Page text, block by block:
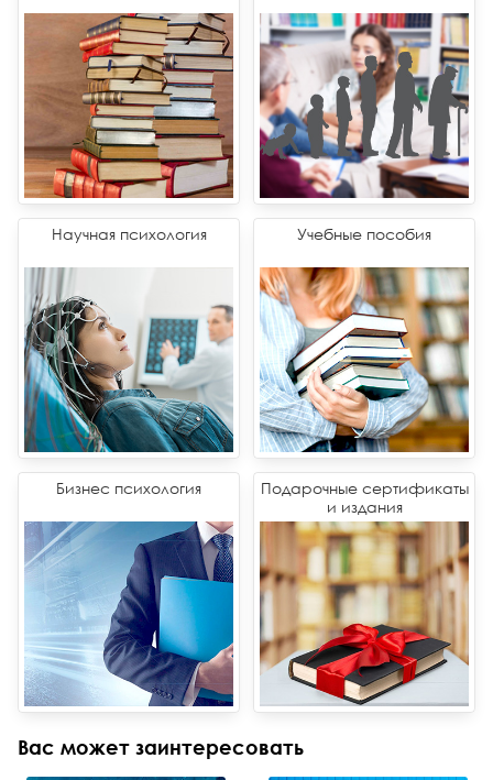
Научная психология Учебные пособия
Бизнес психология
Подарочные сертификаты
и издания
Вас может заинтересовать